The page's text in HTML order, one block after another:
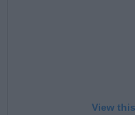
View